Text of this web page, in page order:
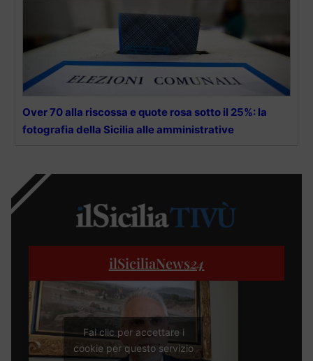
Over 70 alla riscossa e quote rosa sotto il 25%: la
fotografia della Sicilia alle amministrative
ilSiciliaNews24
Fai clic per accettare i
cookie per questo servizio